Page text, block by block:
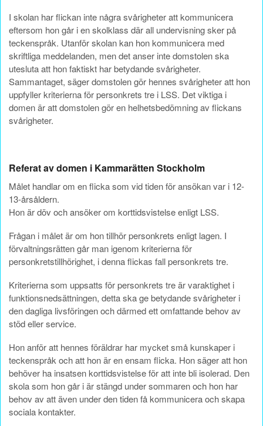
I skolan har flickan inte några svårigheter att kommunicera
eftersom hon går i en skolklass där all undervisning sker på
teckenspråk. Utanför skolan kan hon kommunicera med
skriftliga meddelanden, men det anser inte domstolen ska
utesluta att hon faktiskt har betydande svårigheter.
Sammantaget, säger domstolen gör hennes svårigheter att hon
uppfyller kriterierna för personkrets tre i LSS. Det viktiga i
domen är att domstolen gör en helhetsbedömning av flickans
svårigheter.
Referat av domen i Kammarätten Stockholm
Målet handlar om en flicka som vid tiden för ansökan var i 12-
13-årsåldern.
Hon är döv och ansöker om korttidsvistelse enligt LSS.
Frågan i målet är om hon tillhör personkrets enligt lagen. I
förvaltningsrätten går man igenom kriterierna för
personkretstillhörighet, i denna flickas fall personkrets tre.
Kriterierna som uppsatts för personkrets tre är varaktighet i
funktionsnedsättningen, detta ska ge betydande svårigheter i
den dagliga livsföringen och därmed ett omfattande behov av
stöd eller service.
Hon anför att hennes föräldrar har mycket små kunskaper i
teckenspråk och att hon är en ensam flicka. Hon säger att hon
behöver ha insatsen korttidsvistelse för att inte bli isolerad. Den
skola som hon går i är stängd under sommaren och hon har
behov av att även under den tiden få kommunicera och skapa
sociala kontakter.